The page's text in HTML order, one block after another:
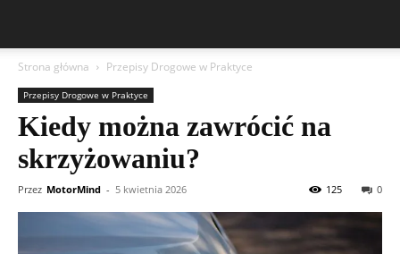
Strona główna Przepisy Drogowe w Praktyce
Przepisy Drogowe w Praktyce
Kiedy można zawrócić na
skrzyżowaniu?
Przez MotorMind - 5 kwietnia 2026 0
125